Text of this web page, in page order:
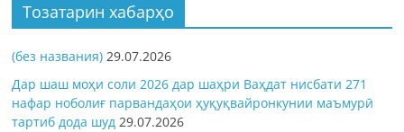
Тозатарин хабарҳо
(без названия) 29.07.2026
Дар шаш моҳи соли 2026 дар шаҳри Ваҳдат нисбати 271
нафар ноболиғ парвандаҳои ҳуқуқвайронкунии маъмурӣ
тартиб дода шуд 29.07.2026